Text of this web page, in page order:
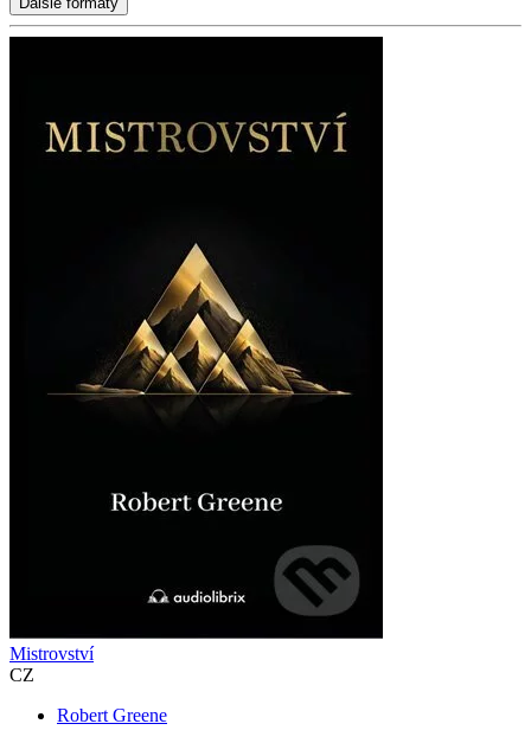
Mistrovství
CZ
Robert Greene